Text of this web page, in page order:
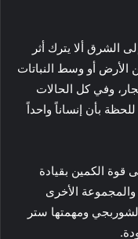
الشرق ألا يترك أثر
الأرض أو وسط النباتات
وفي كل الحالات
بأن إنساناً واحداً
قوة الكمين بقيادة
والمجموعة الأخرى
ومهمتها ستر